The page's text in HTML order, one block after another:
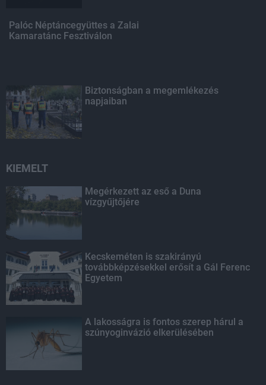
Palóc Néptáncegyüttes a Zalai
Kamaratánc Fesztiválon
Biztonságban a megemlékezés
napjaiban
KIEMELT
Megérkezett az eső a Duna
vízgyűjtőjére
Kecskeméten is szakirányú
továbbképzésekkel erősít a Gál Ferenc
Egyetem
A lakosságra is fontos szerep hárul a
szúnyoginvázió elkerülésében